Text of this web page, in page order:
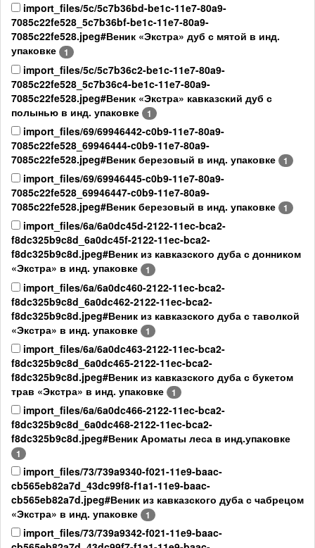
import_files/5c/5c7b36bd-be1c-11e7-80a9-
7085c22fe528_5c7b36bf-be1c-11e7-80a9-
7085c22fe528.jpeg#Веник «Экстра» дуб с мятой в инд.
упаковке
1
import_files/5c/5c7b36c2-be1c-11e7-80a9-
7085c22fe528_5c7b36c4-be1c-11e7-80a9-
7085c22fe528.jpeg#Веник «Экстра» кавказский дуб с
полынью в инд. упаковке
1
import_files/69/69946442-c0b9-11e7-80a9-
7085c22fe528_69946444-c0b9-11e7-80a9-
7085c22fe528.jpeg#Веник березовый в инд. упаковке
1
import_files/69/69946445-c0b9-11e7-80a9-
7085c22fe528_69946447-c0b9-11e7-80a9-
7085c22fe528.jpeg#Веник березовый в инд. упаковке
1
import_files/6a/6a0dc45d-2122-11ec-bca2-
f8dc325b9c8d_6a0dc45f-2122-11ec-bca2-
f8dc325b9c8d.jpeg#Веник из кавказского дуба с донником
«Экстра» в инд. упаковке
1
import_files/6a/6a0dc460-2122-11ec-bca2-
f8dc325b9c8d_6a0dc462-2122-11ec-bca2-
f8dc325b9c8d.jpeg#Веник из кавказского дуба с таволкой
«Экстра» в инд. упаковке
1
import_files/6a/6a0dc463-2122-11ec-bca2-
f8dc325b9c8d_6a0dc465-2122-11ec-bca2-
f8dc325b9c8d.jpeg#Веник из кавказского дуба с букетом
трав «Экстра» в инд. упаковке
1
import_files/6a/6a0dc466-2122-11ec-bca2-
f8dc325b9c8d_6a0dc468-2122-11ec-bca2-
f8dc325b9c8d.jpeg#Веник Ароматы леса в инд.упаковке
1
import_files/73/739a9340-f021-11e9-baac-
cb565eb82a7d_43dc99f8-f1a1-11e9-baac-
cb565eb82a7d.jpeg#Веник из кавказского дуба с чабрецом
«Экстра» в инд. упаковке
1
import_files/73/739a9342-f021-11e9-baac-